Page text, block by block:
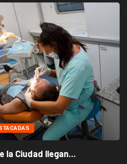
la Ciudad llegan...